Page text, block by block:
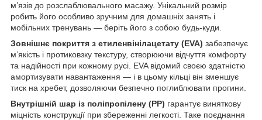
м’язів до розслаблювального масажу. Унікальний розмір
робить його особливо зручним для домашніх занять і
мобільних тренувань — беріть його з собою будь-куди.
Зовнішнє покриття з етиленвінілацетату (EVA) забезпечує
м’якість і протиковзку текстуру, створюючи відчуття комфорту
та надійності при кожному русі. EVA відомий своєю здатністю
амортизувати навантаження — і в цьому кільці він зменшує
тиск на хребет, дозволяючи безпечно поглиблювати прогини.
Внутрішній шар із поліпропілену (PP) гарантує виняткову
міцність конструкції при збереженні легкості. Таке поєднання